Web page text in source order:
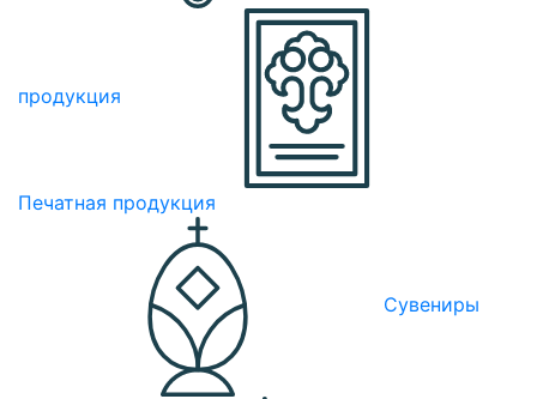
продукция
Печатная продукция
Сувениры